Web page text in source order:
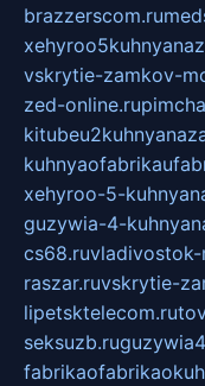
brazzerscom.ru
vskrytie-zamkov-
zed-online.ru
xehyroo-5-
guzywia-4-
cs68.ruvladivostok-
raszar.ruvskrytie-
lipetsktelecom.ru
seksuzb.ru